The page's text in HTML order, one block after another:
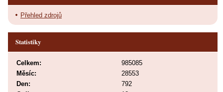
Přehled zdrojů
Statistiky
Celkem:
985085
Měsíc:
28553
Den:
792